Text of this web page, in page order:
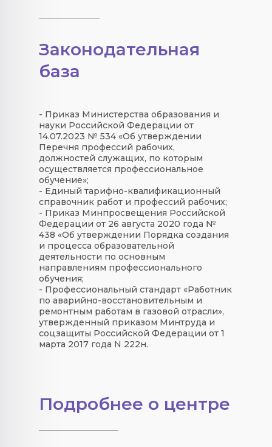
Законодательная
база
- Приказ Министерства образования и
науки Российской Федерации от
14.07.2023 № 534 «Об утверждении
Перечня профессий рабочих,
должностей служащих, по которым
осуществляется профессиональное
обучение»;
- Единый тарифно-квалификационный
справочник работ и профессий рабочих;
- Приказ Минпросвещения Российской
Федерации от 26 августа 2020 года №
438 «Об утверждении Порядка создания
и процесса образовательной
деятельности по основным
направлениям профессионального
обучения;
- Профессиональный стандарт «Работник
по аварийно-восстановительным и
ремонтным работам в газовой отрасли»,
утвержденный приказом Минтруда и
соцзащиты Российской Федерации от 1
марта 2017 года N 222н.
Подробнее о центре